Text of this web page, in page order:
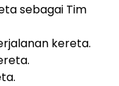
sebagai Tim
kereta.